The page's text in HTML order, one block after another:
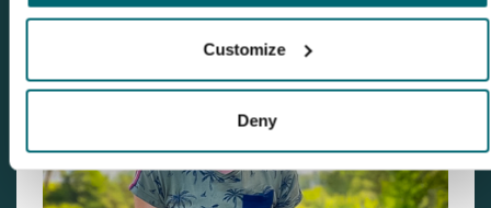
Customize
Deny